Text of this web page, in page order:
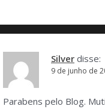
Silver disse:
9 de junho de
Parabens pelo Blog.